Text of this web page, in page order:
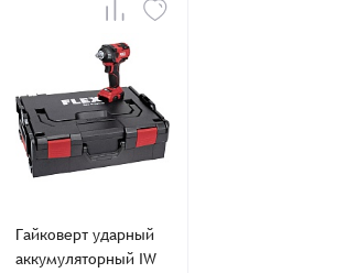
Гайковерт ударный
аккумуляторный IW